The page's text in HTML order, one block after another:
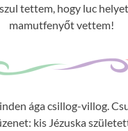
tettem, hogy luc
mamutfenyőt vettem!
ága csillog-villog.
kis Jézuska